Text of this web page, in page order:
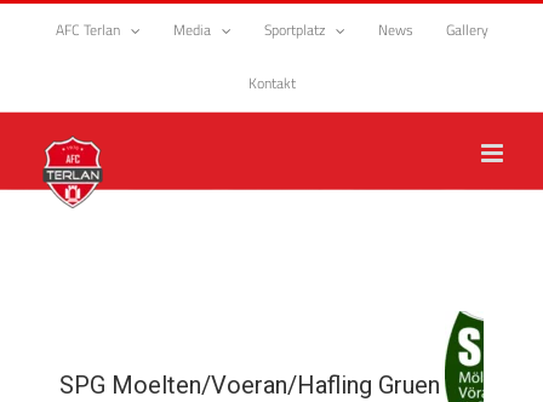
Zum
AFC Terlan Media Sportplatz News Gallery
Kontakt
SPG Moelten/Voeran/Hafling Gruen